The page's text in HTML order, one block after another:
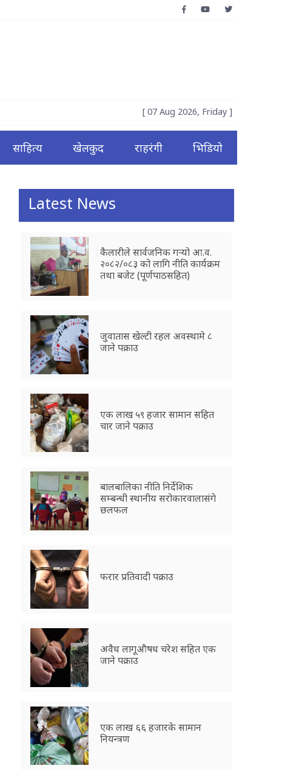
[ 07 Aug 2026, Friday ]
साहित्य खेलकुद राहरंगी भिडियो
Latest News
कैलारीले सार्वजनिक गर्‍यो आ.व.
२०८२/०८३ को लागि नीति कार्यक्रम
तथा बजेट (पूर्णपाठसहित)
जुवातास खेल्टी रहल अवस्थामे ८
जाने पक्राउ
एक लाख ५९ हजार सामान सहित
चार जाने पक्राउ
बालबालिका नीति निर्देशिक
सम्बन्धी स्थानीय सरोकारवालासंगे
छलफल
फरार प्रतिवादी पक्राउ
अवैध लागूऔषध चरेश सहित एक
जाने पक्राउ
एक लाख ६६ हजारके सामान
नियन्त्रण